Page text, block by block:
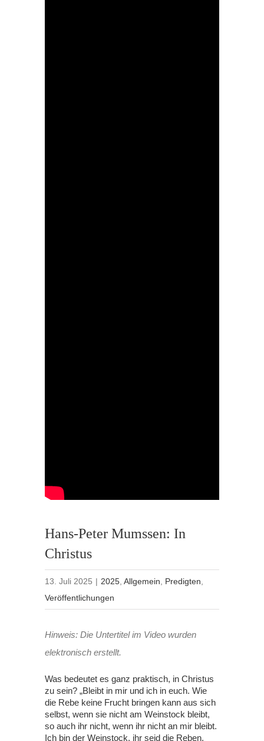
Hans-Peter Mumssen: In
Christus
13. Juli 2025 | 2025 ,Allgemein Predigten
Veröffentlichungen
Hinweis: Die Untertitel im Video wurden
elektronisch erstellt.
Was bedeutet es ganz praktisch, in Christus
zu sein? „Bleibt in mir und ich in euch. Wie
die Rebe keine Frucht bringen kann aus sich
selbst, wenn sie nicht am Weinstock bleibt,
so auch ihr nicht, wenn ihr nicht an mir bleibt.
Ich bin der Weinstock, ihr seid die Reben.